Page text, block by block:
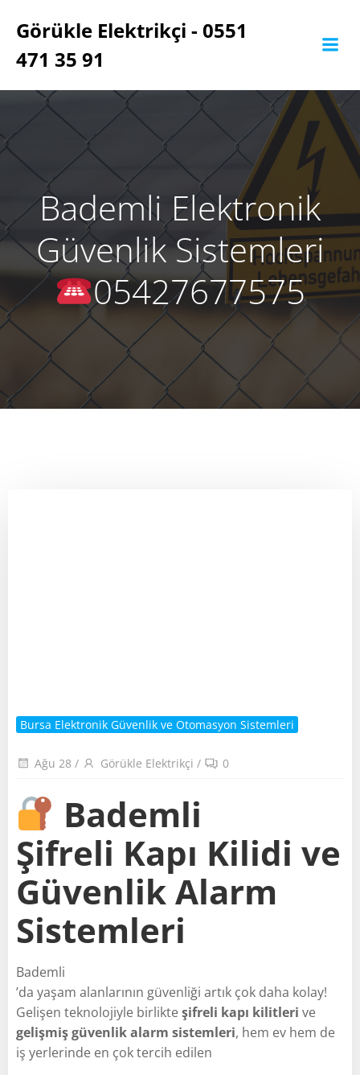
geç
Görükle Elektrikçi - 0551
471 35 91
Bademli Elektronik
Güvenlik Sistemleri
05427677575
Bursa Elektronik Güvenlik ve Otomasyon Sistemleri
Ağu 28 / Görükle Elektrikçi / 0
Bademli
Şifreli Kapı Kilidi ve
Güvenlik Alarm
Sistemleri
Bademli
’da yaşam alanlarının güvenliği artık çok daha kolay!
Gelişen teknolojiyle birlikteşifreli kapı kilitleri ve
gelişmiş güvenlik alarm sistemleri, hem ev hem de
iş yerlerinde en çok tercih edilen